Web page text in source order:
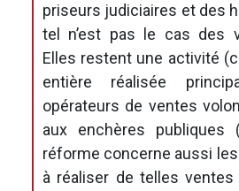
priseurs judiciaires et des
tel n’est pas le cas des
Elles restent une activité
entière réalisée
opérateurs de ventes
aux enchères publiques
réforme concerne aussi
à réaliser de telles